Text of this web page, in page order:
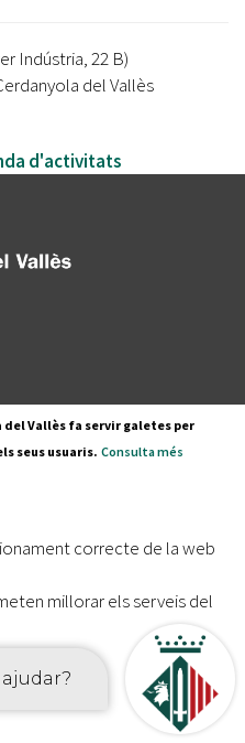
Indústria, 22 B)
del Vallès
d'activitats
de dades
del Vallès fa servir galetes per
seus usuaris. Consulta més
correcte de la web
millorar els serveis del